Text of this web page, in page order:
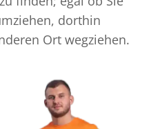
dorthin
Ort wegziehen.